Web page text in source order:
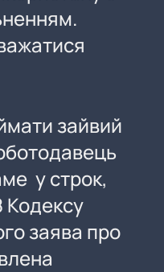
зайвий
у строк,
Кодексу
заява про